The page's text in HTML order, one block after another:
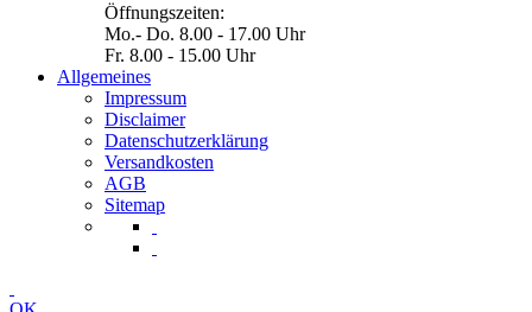
Öffnungszeiten:
Mo.- Do. 8.00 - 17.00 Uhr
Fr. 8.00 - 15.00 Uhr
Allgemeines
Impressum
Disclaimer
Datenschutzerklärung
Versandkosten
AGB
Sitemap